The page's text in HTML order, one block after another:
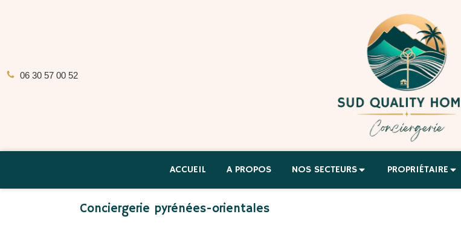
06 30 57 00 52
ACCUEIL A PROPOS NOS SECTEURS PROPRIÉTAIRE
Conciergerie pyrénées-orientales